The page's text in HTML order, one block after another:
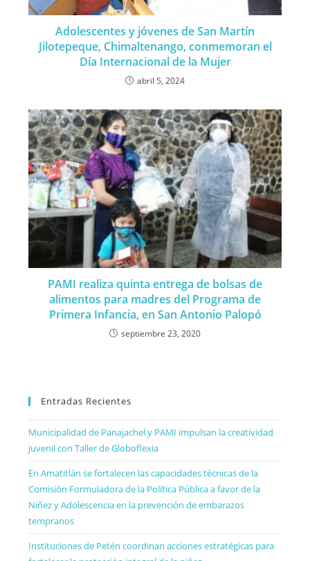
Adolescentes y jóvenes de San Martín
Jilotepeque, Chimaltenango, conmemoran el
Día Internacional de la Mujer
abril 5, 2024
PAMI realiza quinta entrega de bolsas de
alimentos para madres del Programa de
Primera Infancia, en San Antonio Palopó
septiembre 23, 2020
Entradas Recientes
Municipalidad de Panajachel y PAMI impulsan la creatividad
juvenil con Taller de Globoflexia
En Amatitlán se fortalecen las capacidades técnicas de la
Comisión Formuladora de la Política Pública a favor de la
Niñez y Adolescencia en la prevención de embarazos
tempranos
Instituciones de Petén coordinan acciones estratégicas para